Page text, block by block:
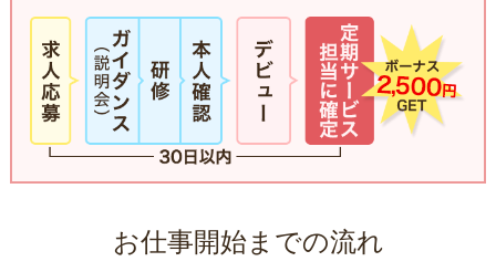
お仕事開始までの流れ